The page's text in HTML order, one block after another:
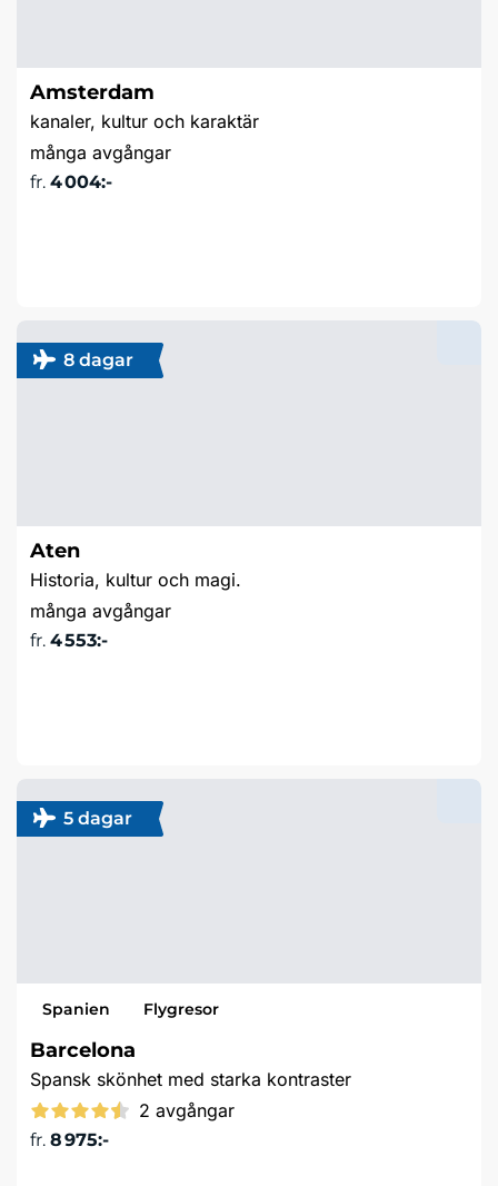
Amsterdam
kanaler, kultur och karaktär
många avgångar
fr. 4 004:-
8 dagar
Aten
Historia, kultur och magi.
många avgångar
fr. 4 553:-
5 dagar
Spanien Flygresor
Barcelona
Spansk skönhet med starka kontraster
2 avgångar
fr. 8 975:-